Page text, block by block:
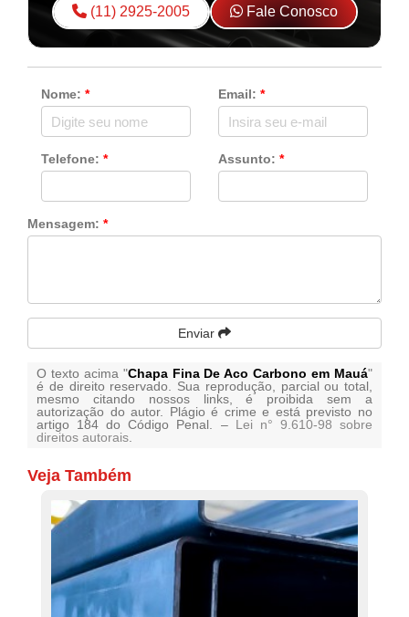
(11) 2925-2005 Fale Conosco
Nome: * Email: *
Telefone: * Assunto: *
Mensagem: *
Enviar
O texto acima "Chapa Fina De Aco Carbono em Mauá"
é de direito reservado. Sua reprodução, parcial ou total,
mesmo citando nossos links, é proibida sem a
autorização do autor. Plágio é crime e está previsto no
artigo 184 do Código Penal. – Lei n° 9.610-98 sobre
direitos autorais
Veja Também